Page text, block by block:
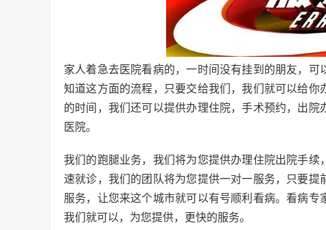
家人着急去医院看病的，一时间没有挂到的朋友，可
知道这方面的流程，只要交给我们，我们就可以给
的时间，我们还可以提供办理住院，手术预约，出
医院。
我们的跑腿业务，我们将为您提供办理住院出院手
速就诊，我们的团队将为您提供一对一服务，只要
服务，让您来这个城市就可以有号顺利看病。看病
我们就可以，为您提供，更快的服务。